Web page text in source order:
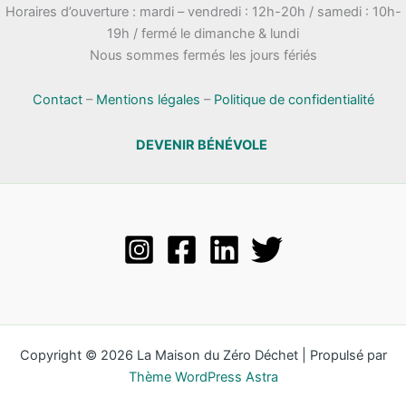
Horaires d’ouverture : mardi – vendredi : 12h-20h / samedi : 10h-
19h / fermé le dimanche & lundi
Nous sommes fermés les jours fériés
Contact– Mentions légales – Politique de confidentialité
DEVENIR BÉNÉVOLE
Copyright © 2026 La Maison du Zéro Déchet | Propulsé par
Thème WordPress Astra